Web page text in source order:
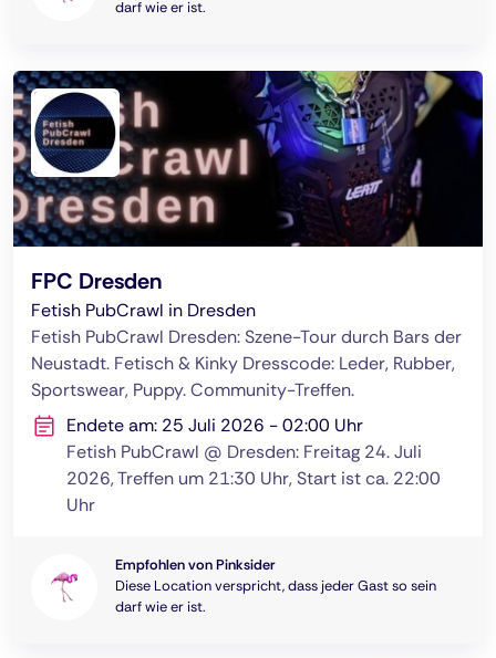
darf wie er ist.
FPC Dresden
Fetish PubCrawl in Dresden
Fetish PubCrawl Dresden: Szene-Tour durch Bars der
Neustadt. Fetisch & Kinky Dresscode: Leder, Rubber,
Sportswear, Puppy. Community-Treffen.
Endete am: 25 Juli 2026 - 02:00 Uhr
Fetish PubCrawl @ Dresden: Freitag 24. Juli
2026, Treffen um 21:30 Uhr, Start ist ca. 22:00
Uhr
Empfohlen von Pinksider
Diese Location verspricht, dass jeder Gast so sein
darf wie er ist.